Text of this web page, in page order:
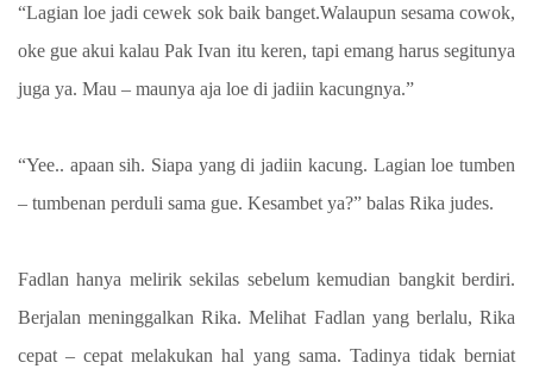
“Lagian loe jadi cewek sok baik banget.Walaupun sesama cowok,
oke gue akui kalau Pak Ivan itu keren, tapi emang harus segitunya
juga ya. Mau – maunya aja loe di jadiin kacungnya.”
“Yee.. apaan sih. Siapa yang di jadiin kacung. Lagian loe tumben
– tumbenan perduli sama gue. Kesambet ya?” balas Rika judes.
Fadlan hanya melirik sekilas sebelum kemudian bangkit berdiri.
Berjalan meninggalkan Rika. Melihat Fadlan yang berlalu, Rika
cepat – cepat melakukan hal yang sama. Tadinya tidak berniat